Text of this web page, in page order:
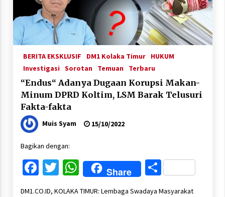
BERITA EKSKLUSIF DM1 Kolaka Timur
HUKUM
Investigasi Sorotan Temuan Terbaru
“Endus“ Adanya Dugaan Korupsi Makan-
Minum DPRD Koltim, LSM Barak Telusuri
Fakta-fakta
Muis Syam 15/10/2022
Bagikan dengan:
Facebook
Twitter
WhatsApp
Share Share
DM1.CO.ID, KOLAKA TIMUR: Lembaga Swadaya Masyarakat